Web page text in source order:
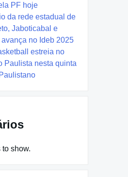
PF hoje
da rede estadual de
Jaboticabal e
no Ideb 2025
estreia no
Paulista nesta quinta
to show.